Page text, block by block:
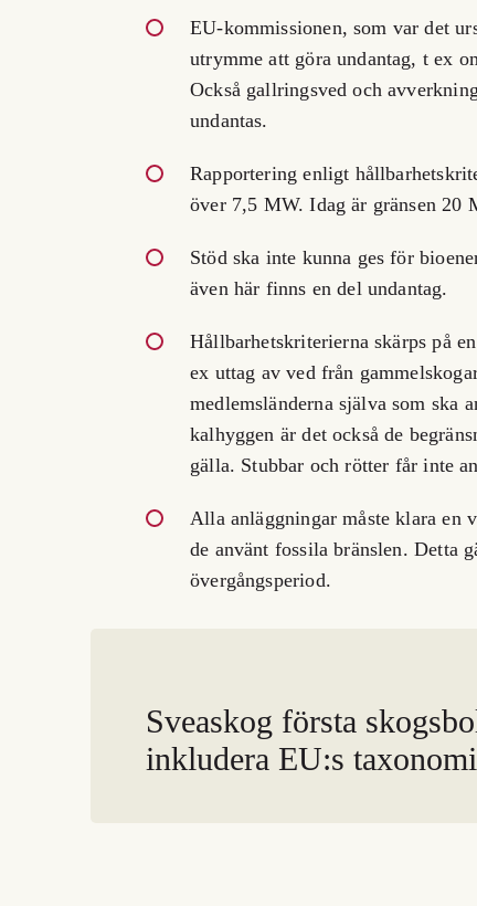
EU-kommissionen, som var det
utrymme att göra undantag, t ex
Också gallringsved och
undantas.
Rapportering enligt
över 7,5 MW. Idag är gränsen 20
Stöd ska inte kunna ges för
även här finns en del undantag.
Hållbarhetskriterierna skärps på
ex uttag av ved från
medlemsländerna själva som ska
kalhyggen är det också de
gälla. Stubbar och rötter får inte
Alla anläggningar måste klara en
de använt fossila bränslen. Detta
övergångsperiod.
Sveaskog första
inkludera EU:s taxonomi